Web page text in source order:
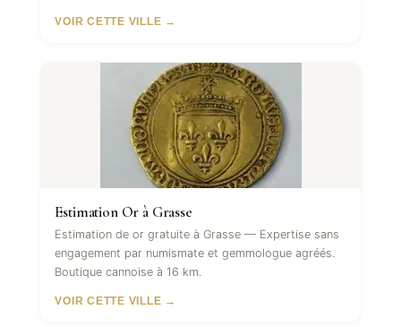
VOIR CETTE VILLE →
Estimation Or à Grasse
Estimation de or gratuite à Grasse — Expertise sans
engagement par numismate et gemmologue agréés.
Boutique cannoise à 16 km.
VOIR CETTE VILLE →